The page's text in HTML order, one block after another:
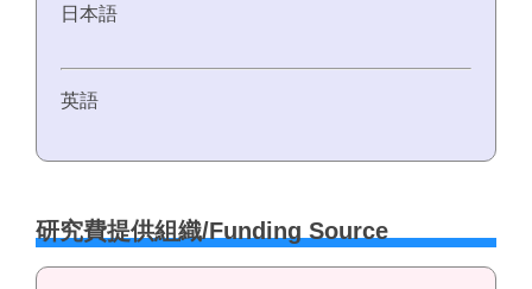
日本語
英語
研究費提供組織/Funding Source